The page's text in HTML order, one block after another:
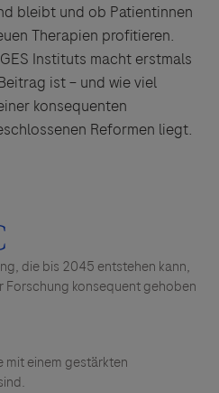
bleibt und ob Patientinnen
Therapien profitieren.
Instituts macht erstmals
ist – und wie viel
konsequenten
Reformen liegt.
mit einem gestärkten
die bis 2045 entstehen kann,
Forschung konsequent gehoben